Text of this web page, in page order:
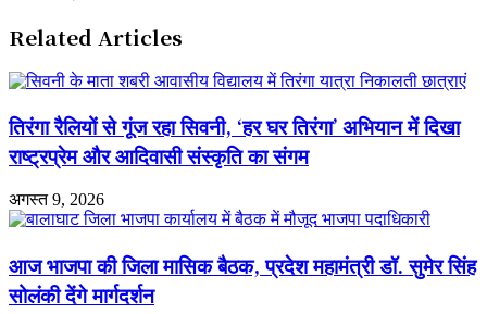
सहारा,
704
बुजुर्गों
को
सहायक
उपकरण
हुई
पीआईसी
बैठक,
4
से
परिषद
की
भी
ठप;
ने
कार्यकारी
अध्यक्ष
Related Articles
तिरंगा रैलियों से गूंज रहा सिवनी, ‘हर घर तिरंगा’ अभियान में दिखा
राष्ट्रप्रेम और आदिवासी संस्कृति का संगम
अगस्त 9, 2026
आज भाजपा की जिला मासिक बैठक, प्रदेश महामंत्री डॉ. सुमेर सिंह
सोलंकी देंगे मार्गदर्शन